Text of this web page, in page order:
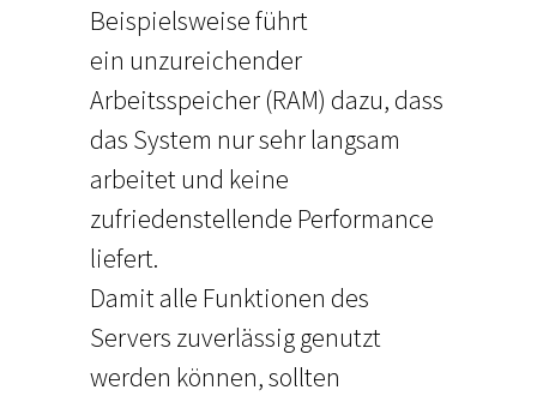
Beispielsweise führt
ein unzureichender
Arbeitsspeicher (RAM) dazu, dass
das System nur sehr langsam
arbeitet und keine
zufriedenstellende Performance
liefert.
Damit alle Funktionen des
Servers zuverlässig genutzt
werden können, sollten